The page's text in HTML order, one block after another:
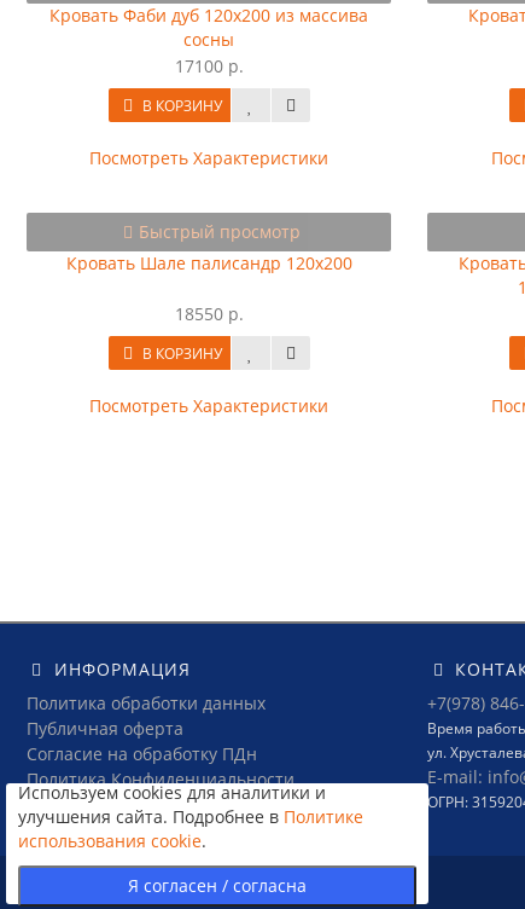
Кровать Фаби дуб 120х200 из массива
сосны
17100 р.
В КОРЗИНУ
Посмотреть Характеристики
Быстрый просмотр
Кровать Шале палисандр 120х200
18550 р.
В КОРЗИНУ
Посмотреть Характеристики
Используем cookies для аналитики и
улучшения сайта. Подробнее в Политике
использования cookie.
ИНФОРМАЦИЯ
Политика обработки данных
Публичная оферта
Согласие на обработку ПДн
Политика Конфиденциальности
Условия соглашения
+7(978)
Время
ул.
E-mail:
ОГРН: